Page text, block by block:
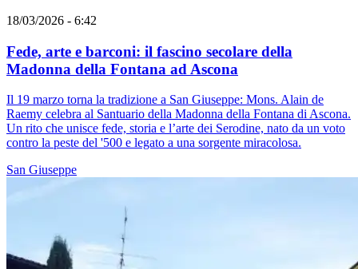
18/03/2026 - 6:42
Fede, arte e barconi: il fascino secolare della
Madonna della Fontana ad Ascona
Il 19 marzo torna la tradizione a San Giuseppe: Mons. Alain de
Raemy celebra al Santuario della Madonna della Fontana di Ascona.
Un rito che unisce fede, storia e l’arte dei Serodine, nato da un voto
contro la peste del '500 e legato a una sorgente miracolosa.
San Giuseppe